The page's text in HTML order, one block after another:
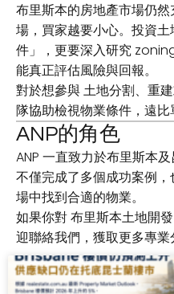
布里斯本的房地產市場仍
場，買家越要小心。投資
件」，更要深入研究
能真正評估風險與回報。
對於想參與土地分割、重
隊協助檢視物業條件，遠比
ANP的角色
ANP 一直致力於布里斯本
不僅完成了多個成功案例
場中找到合適的物業。
如果你對布里斯本土地開發
迎聯絡我們，獲取更多專業